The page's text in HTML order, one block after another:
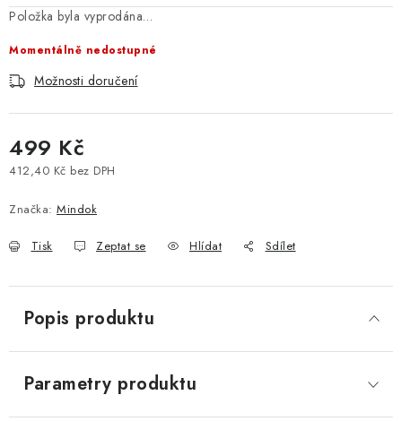
Položka byla vyprodána…
Momentálně nedostupné
Možnosti doručení
499 Kč
412,40 Kč bez DPH
Značka: Mindok
Tisk Zeptat se Hlídat Sdílet
Popis produktu
Parametry produktu